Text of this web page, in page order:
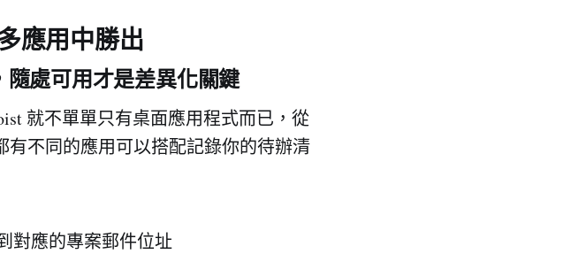
應用中勝出
隨處可用才是差異化關鍵
就不單單只有桌面應用程式而已，從
不同的應用可以搭配記錄你的待辦清
對應的專案郵件位址